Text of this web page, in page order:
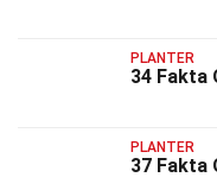
PLANTER
34 Fakta
PLANTER
37 Fakta